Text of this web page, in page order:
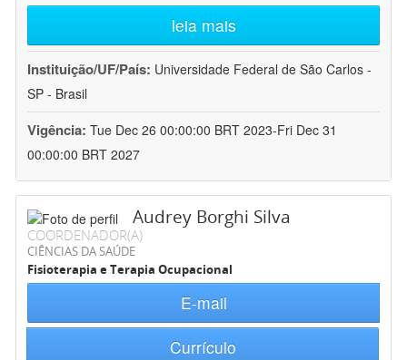
leia mais
Instituição/UF/País: Universidade Federal de São Carlos -
SP - Brasil
Vigência: Tue Dec 26 00:00:00 BRT 2023-Fri Dec 31
00:00:00 BRT 2027
Audrey Borghi Silva
COORDENADOR(A)
CIÊNCIAS DA SAÚDE
Fisioterapia e Terapia Ocupacional
E-mail
Currículo